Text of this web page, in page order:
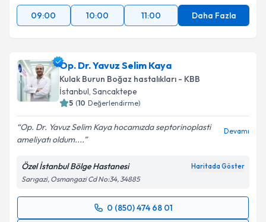
09:00
10:00 11:00 Daha Fazla
Op. Dr. Yavuz Selim Kaya
Kulak Burun Boğaz hastalıkları - KBB
İstanbul, Sancaktepe
5 (10 Değerlendirme)
Op. Dr. Yavuz Selim Kaya hocamızda septorinoplasti
ameliyatı oldum....
Devamı
Özel İstanbul Bölge Hastanesi Haritada Göster
Sarıgazi, Osmangazi Cd No:34, 34885
0 (850) 474 68 01
Randevu Takvimi Talebi